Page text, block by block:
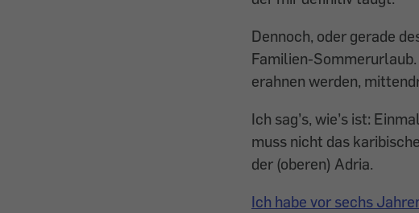
Dennoch, oder gerade
Familien-
erahnen werden,
Ich sag’s, wie’s ist:
muss nicht das
der (oberen) Adria.
Ich habe vor sechs